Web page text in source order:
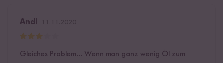
Andi
Gleiches Problem... Wenn man ganz wenig Öl zum